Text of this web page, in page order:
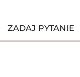
ZADAJ PYTANIE